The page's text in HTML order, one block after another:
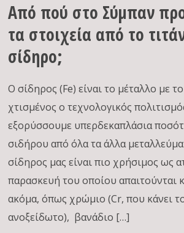
Από πού στο Σύμπαν
τα στοιχεία από το
σίδηρο;
Ο σίδηρος (Fe) είναι το μέταλλο με
χτισμένος ο τεχνολογικός
εξορύσσουμε υπερδεκαπλάσια
σιδήρου από όλα τα άλλα
σίδηρος μας είναι πιο χρήσιμος ως
παρασκευή του οποίου απαιτούνται
ακόμα, όπως χρώμιο (Cr, που κάνει
ανοξείδωτο), βανάδιο […]